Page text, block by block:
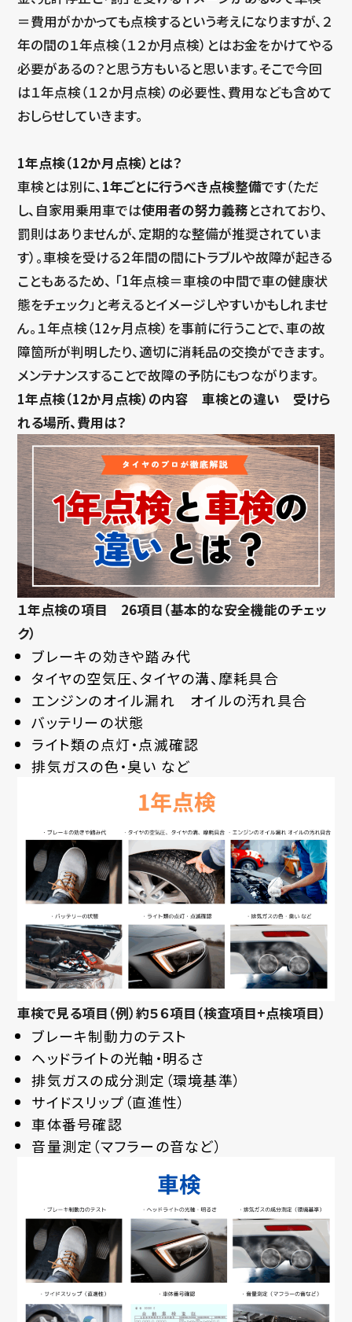
＝費用がかかっても点検するという考えになりますが、２
年の間の１年点検（１２か月点検）とはお金をかけてやる
必要があるの？と思う方もいると思います。そこで今回
は１年点検（１２か月点検）の必要性、費用なども含めて
おしらせしていきます。
1年点検（12か月点検）とは？
車検とは別に、 1年ごとに行うべき点検整備です（ただ
し、自家用乗用車では使用者の努力義務とされており、
罰則はありませんが、定期的な整備が推奨されていま
す）。車検を受ける２年間の間にトラブルや故障が起きる
こともあるため、 「1年点検＝車検の中間で車の健康状
態をチェック」と考えるとイメージしやすいかもしれませ
ん。１年点検（12ヶ月点検）を事前に行うことで、車の故
障箇所が判明したり、適切に消耗品の交換ができます。
メンテナンスすることで故障の予防にもつながります。
1年点検（12か月点検）の内容 車検との違い 受けら
れる場所、費用は？
１年点検の項目 26項目（基本的な安全機能のチェッ
ク）
ブレーキの効きや踏み代
タイヤの空気圧、タイヤの溝、摩耗具合
エンジンのオイル漏れ オイルの汚れ具合
バッテリーの状態
ライト類の点灯・点滅確認
排気ガスの色・臭い など
車検で見る項目（例）約５６項目（検査項目+点検項目）
ブレーキ制動力のテスト
ヘッドライトの光軸・明るさ
排気ガスの成分測定（環境基準）
サイドスリップ（直進性）
車体番号確認
音量測定（マフラーの音など）